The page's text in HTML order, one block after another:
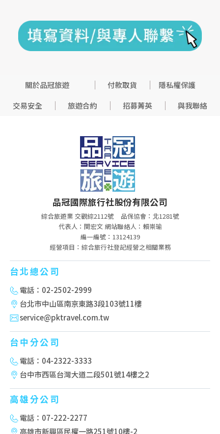
關於品冠旅遊 付款取貨
隱私權保護
交易安全
旅遊合約 招募菁英 與我聯絡
品冠國際旅行社股份有限公司
綜合旅遊業 交觀綜2112號
品保協會：北1281號
代表人：関宏文 網站聯絡人：賴崇瑜
編一編號：13124139
經營項目：綜合旅行社登記經營之相關業務
台北總公司
電話：02-2502-2999
台北市中山區南京東路3段103號11樓
service@pktravel.com.tw
台中分公司
電話：04-2322-3333
台中市西區台灣大道二段501號14樓之2
高雄分公司
電話：07-222-2277
高雄市新興區民權一路251號10樓-2